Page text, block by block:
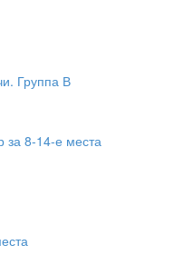
Группа В
за 8-14-е места